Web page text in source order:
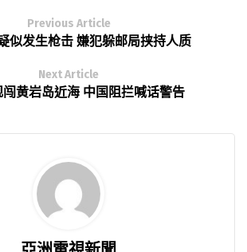
Previous Article
似发生枪击 嫌犯躲邮局挟持人质
Next Article
闯黄岩岛近海 中国阻拦喊话警告